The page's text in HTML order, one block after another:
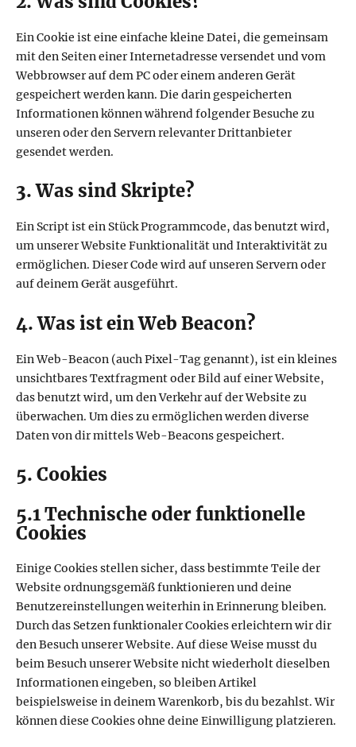
Ein Cookie ist eine einfache kleine Datei, die gemeinsam
mit den Seiten einer Internetadresse versendet und vom
Webbrowser auf dem PC oder einem anderen Gerät
gespeichert werden kann. Die darin gespeicherten
Informationen können während folgender Besuche zu
unseren oder den Servern relevanter Drittanbieter
gesendet werden.
3. Was sind Skripte?
Ein Script ist ein Stück Programmcode, das benutzt wird,
um unserer Website Funktionalität und Interaktivität zu
ermöglichen. Dieser Code wird auf unseren Servern oder
auf deinem Gerät ausgeführt.
4. Was ist ein Web Beacon?
Ein Web-Beacon (auch Pixel-Tag genannt), ist ein kleines
unsichtbares Textfragment oder Bild auf einer Website,
das benutzt wird, um den Verkehr auf der Website zu
überwachen. Um dies zu ermöglichen werden diverse
Daten von dir mittels Web-Beacons gespeichert.
5. Cookies
5.1 Technische oder funktionelle
Cookies
Einige Cookies stellen sicher, dass bestimmte Teile der
Website ordnungsgemäß funktionieren und deine
Benutzereinstellungen weiterhin in Erinnerung bleiben.
Durch das Setzen funktionaler Cookies erleichtern wir dir
den Besuch unserer Website. Auf diese Weise musst du
beim Besuch unserer Website nicht wiederholt dieselben
Informationen eingeben, so bleiben Artikel
beispielsweise in deinem Warenkorb, bis du bezahlst. Wir
können diese Cookies ohne deine Einwilligung platzieren.